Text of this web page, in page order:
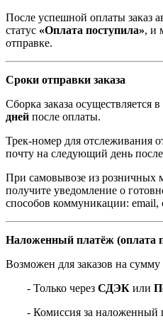
После успешной оплаты заказ
статус «Оплата поступила», и
отправке.
Сроки отправки заказа
Сборка заказа осуществляется
дней после оплаты.
Трек-номер для отслеживания
почту на следующий день
При самовывозе из розничных
получите уведомление о
способов коммуникации: email,
Наложенный платёж (оплата
Возможен для заказов на сумму
- Только через СДЭК или
- Комиссия за